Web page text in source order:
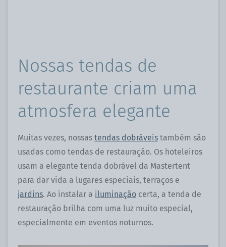
Nossas tendas de
restaurante criam uma
atmosfera elegante
Muitas vezes, nossas tendas dobráveis ​​também são
usadas como tendas de restauração. Os hoteleiros
usam a elegante tenda dobrável da Mastertent
para dar vida a lugares especiais, terraços e
jardins. Ao instalar a iluminação certa, a tenda de
restauração brilha com uma luz muito especial,
especialmente em eventos noturnos.